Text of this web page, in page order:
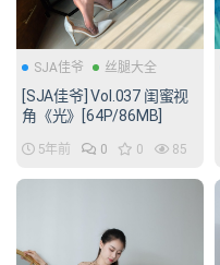
SJA佳爷 丝腿大全
[SJA佳爷] Vol.037 闺蜜视
角《光》[64P/86MB]
5年前 0 0 85